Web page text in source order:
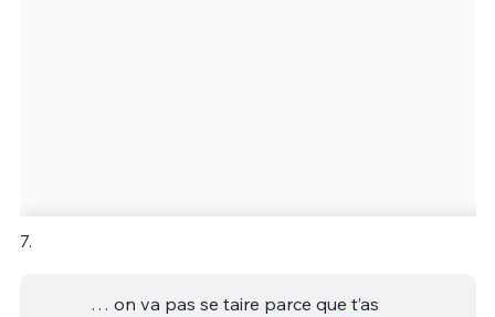
7.
… on va pas se taire parce que t’as